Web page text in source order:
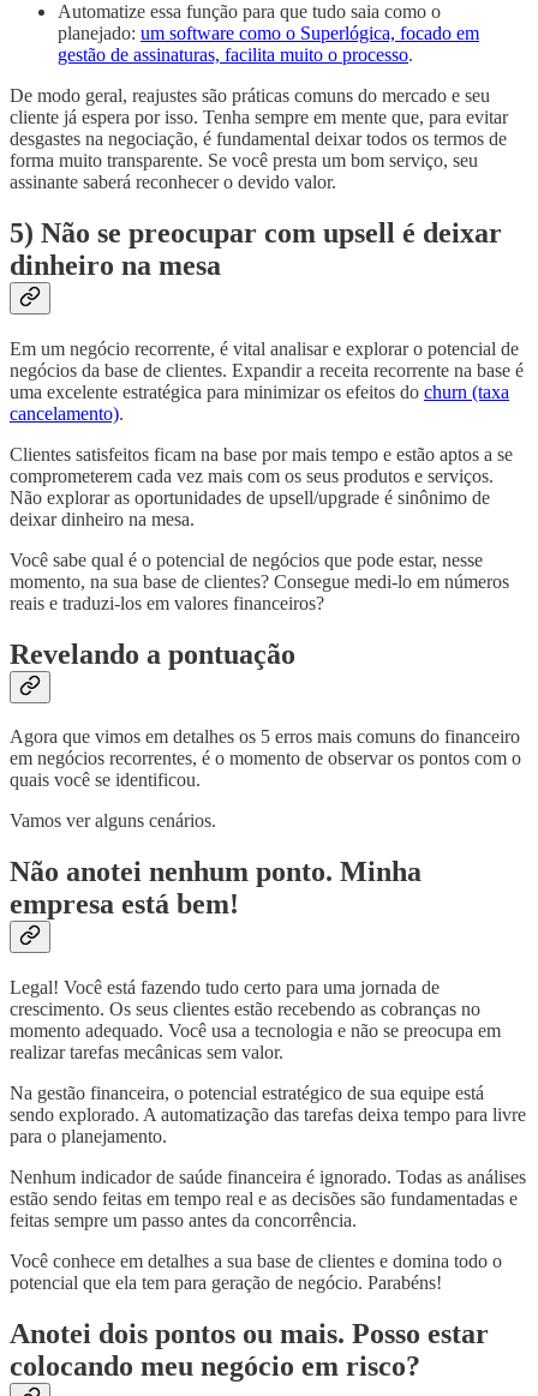
Automatize essa função para que tudo saia como o
planejado: um software como o Superlógica, focado em
gestão de assinaturas, facilita muito o processo.
De modo geral, reajustes são práticas comuns do mercado e seu
cliente já espera por isso. Tenha sempre em mente que, para evitar
desgastes na negociação, é fundamental deixar todos os termos de
forma muito transparente. Se você presta um bom serviço, seu
assinante saberá reconhecer o devido valor.
5) Não se preocupar com upsell é deixar
dinheiro na mesa
Em um negócio recorrente, é vital analisar e explorar o potencial de
negócios da base de clientes. Expandir a receita recorrente na base é
uma excelente estratégica para minimizar os efeitos do churn (taxa
cancelamento).
Clientes satisfeitos ficam na base por mais tempo e estão aptos a se
comprometerem cada vez mais com os seus produtos e serviços.
Não explorar as oportunidades de upsell/upgrade é sinônimo de
deixar dinheiro na mesa.
Você sabe qual é o potencial de negócios que pode estar, nesse
momento, na sua base de clientes? Consegue medi-lo em números
reais e traduzi-los em valores financeiros?
Revelando a pontuação
Agora que vimos em detalhes os 5 erros mais comuns do financeiro
em negócios recorrentes, é o momento de observar os pontos com o
quais você se identificou.
Vamos ver alguns cenários.
Não anotei nenhum ponto. Minha
empresa está bem!
Legal! Você está fazendo tudo certo para uma jornada de
crescimento. Os seus clientes estão recebendo as cobranças no
momento adequado. Você usa a tecnologia e não se preocupa em
realizar tarefas mecânicas sem valor.
Na gestão financeira, o potencial estratégico de sua equipe está
sendo explorado. A automatização das tarefas deixa tempo para livre
para o planejamento.
Nenhum indicador de saúde financeira é ignorado. Todas as análises
estão sendo feitas em tempo real e as decisões são fundamentadas e
feitas sempre um passo antes da concorrência.
Você conhece em detalhes a sua base de clientes e domina todo o
potencial que ela tem para geração de negócio. Parabéns!
Anotei dois pontos ou mais. Posso estar
colocando meu negócio em risco?